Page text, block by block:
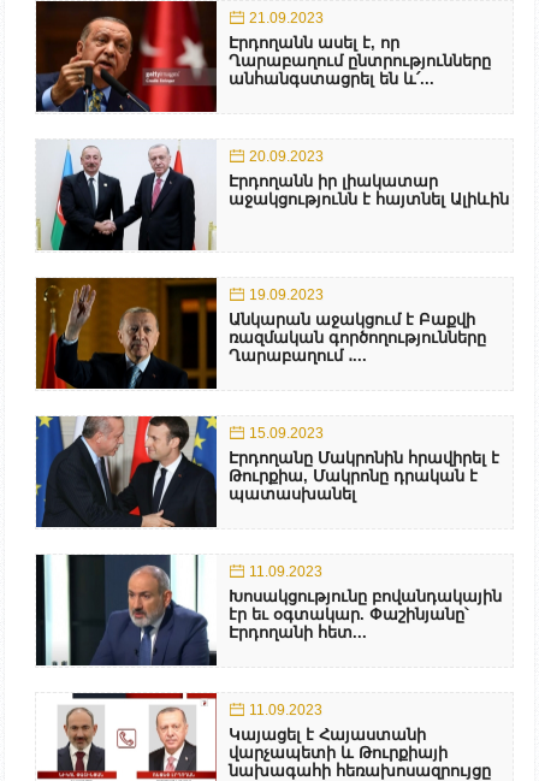
21.09.2023
Էրդողանն ասել է, որ
Ղարաբաղում ընտրությունները
անհանգստացրել են և՛...
20.09.2023
Էրդողանն իր լիակատար
աջակցությունն է հայտնել Ալիևին
19.09.2023
Անկարան աջակցում է Բաքվի
ռազմական գործողությունները
Ղարաբաղում ․...
15.09.2023
Էրդողանը Մակրոնին հրավիրել է
Թուրքիա, Մակրոնը դրական է
պատասխանել
11.09.2023
Խոսակցությունը բովանդակային
էր եւ օգտակար. Փաշինյանը՝
Էրդողանի հետ...
11.09.2023
Կայացել է Հայաստանի
վարչապետի և Թուրքիայի
նախագահի հեռախոսազրույցը